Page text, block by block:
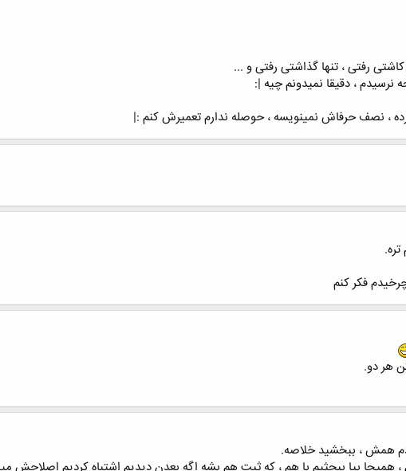
رفتی ، تنها گذاشتی رفتی و ...
نرسیدم ، دقیقا نمیدونم چیه |:
، نصف حرفاش نمینویسه ، حوصله ندارم تعمیرش کنم :|
هر دو.